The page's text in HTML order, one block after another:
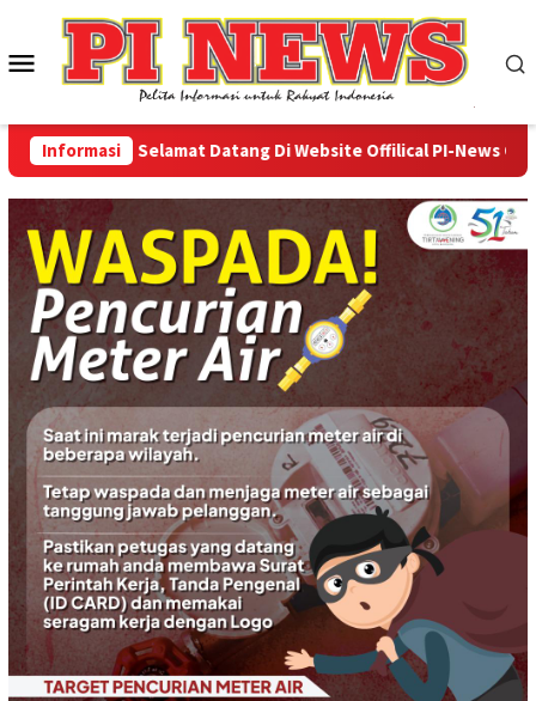
konten
Menu
Mobile
InformasiSelamat Datang Di Website Offilical PI-News Online